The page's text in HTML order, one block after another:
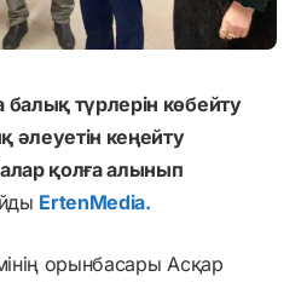
түрлерін көбейту
кеңейту
қолға алынып
ErtenMedia.
орынбасары Асқар